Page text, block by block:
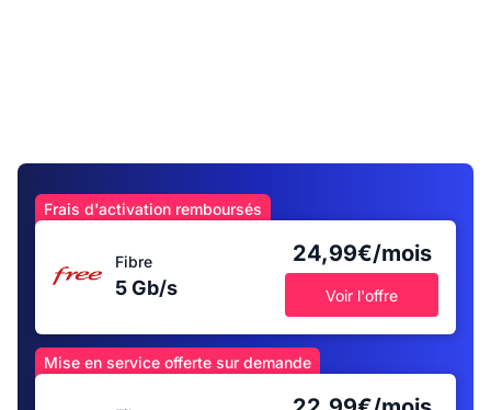
Frais d'activation remboursés
Fibre
5 Gb/s
24,99€/mois
Voir l'offre
Mise en service offerte sur demande